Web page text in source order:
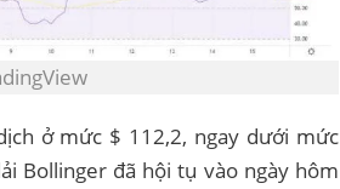
ở mức $ 112,2, ngay dưới mức
Bollinger đã hội tụ vào ngày hôm